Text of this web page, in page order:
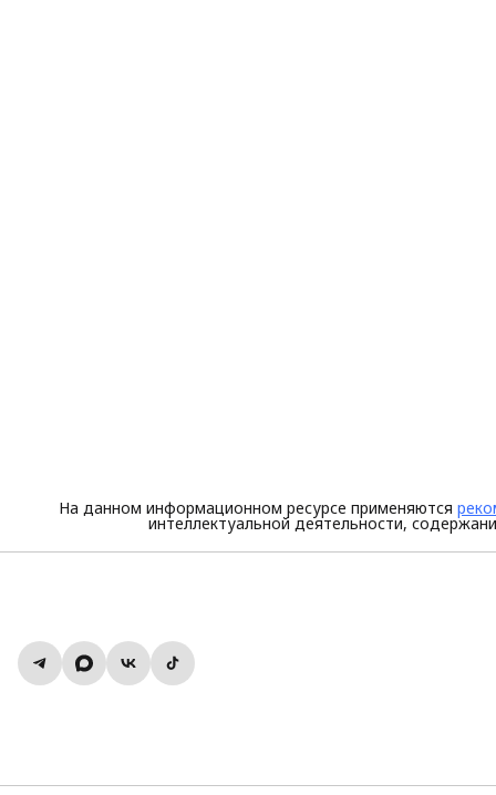
На данном информационном ресурсе применяются
интеллектуальной деятельности,